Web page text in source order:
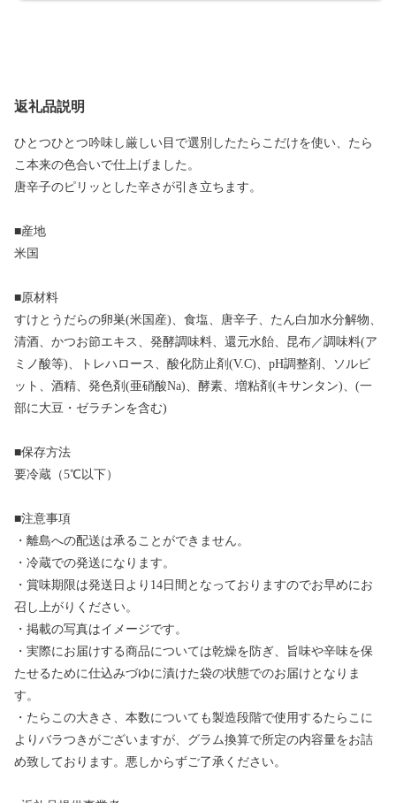
返礼品説明
ひとつひとつ吟味し厳しい目で選別したたらこだけを使い、たら
こ本来の色合いで仕上げました。
唐辛子のピリッとした辛さが引き立ちます。
■産地
米国
■原材料
すけとうだらの卵巣(米国産)、食塩、唐辛子、たん白加水分解物、
清酒、かつお節エキス、発酵調味料、還元水飴、昆布／調味料(ア
ミノ酸等)、トレハロース、酸化防止剤(V.C)、pH調整剤、ソルビ
ット、酒精、発色剤(亜硝酸Na)、酵素、増粘剤(キサンタン)、(一
部に大豆・ゼラチンを含む)
■保存方法
要冷蔵（5℃以下）
■注意事項
・離島への配送は承ることができません。
・冷蔵での発送になります。
・賞味期限は発送日より14日間となっておりますのでお早めにお
召し上がりください。
・掲載の写真はイメージです。
・実際にお届けする商品については乾燥を防ぎ、旨味や辛味を保
たせるために仕込みづゆに漬けた袋の状態でのお届けとなりま
す。
・たらこの大きさ、本数についても製造段階で使用するたらこに
よりバラつきがございますが、グラム換算で所定の内容量をお詰
め致しております。悪しからずご了承ください。